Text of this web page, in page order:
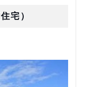
宅）